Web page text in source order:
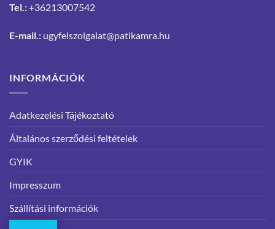
Tel.:+36213007542
E-mail.: ugyfelszolgalat@patikamra.hu
INFORMÁCIÓK
Adatkezelési Tájékoztató
Általános szerződési feltételek
GYIK
Impresszum
Szállítási információk